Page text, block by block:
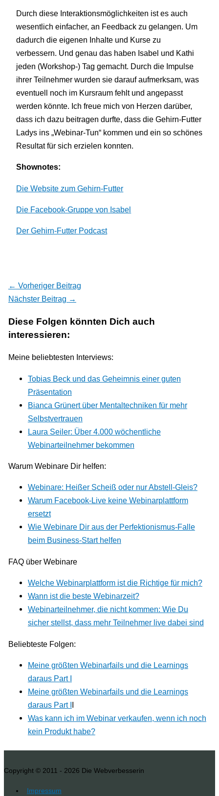
Durch diese Interaktionsmöglichkeiten ist es auch
wesentlich einfacher, an Feedback zu gelangen. Um
dadurch die eigenen Inhalte und Kurse zu
verbessern. Und genau das haben Isabel und Kathi
jeden (Workshop-) Tag gemacht. Durch die Impulse
ihrer Teilnehmer wurden sie darauf aufmerksam, was
eventuell noch im Kursraum fehlt und angepasst
werden könnte. Ich freue mich von Herzen darüber,
dass ich dazu beitragen durfte, dass die Gehirn-Futter
Ladys ins „Webinar-Tun“ kommen und ein so schönes
Resultat für sich erzielen konnten.
Shownotes:
Die Website zum Gehirn-Futter
Die Facebook-Gruppe von Isabel
Der Gehirn-Futter Podcast
← Vorheriger Beitrag
Nächster Beitrag →
Diese Folgen könnten Dich auch
interessieren:
Meine beliebtesten Interviews:
Tobias Beck und das Geheimnis einer guten
Präsentation
Bianca Grünert über Mentaltechniken für mehr
Selbstvertrauen
Laura Seiler: Über 4.000 wöchentliche
Webinarteilnehmer bekommen
Warum Webinare Dir helfen:
Webinare: Heißer Scheiß oder nur Abstell-Gleis?
Warum Facebook-Live keine Webinarplattform
ersetzt
Wie Webinare Dir aus der Perfektionismus-Falle
beim Business-Start helfen
FAQ über Webinare
Welche Webinarplattform ist die Richtige für mich?
Wann ist die beste Webinarzeit?
Webinarteilnehmer, die nicht kommen: Wie Du
sicher stellst, dass mehr Teilnehmer live dabei sind
Beliebteste Folgen:
Meine größten Webinarfails und die Learnings
daraus Part I
Meine größten Webinarfails und die Learnings
daraus Part II
Was kann ich im Webinar verkaufen, wenn ich noch
kein Produkt habe?
Copyright © 2011 - 2026 Die Webverbesserin
Impressum